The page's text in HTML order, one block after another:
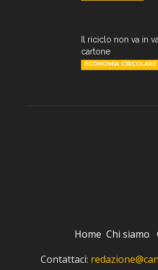
Il riciclo non va in
cartone
ECONOMIA CIRCOLARE
Home Chi siamo
Contattaci: